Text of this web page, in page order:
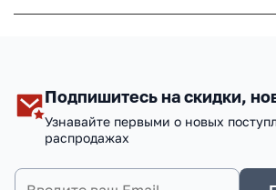
Подпишитесь на скидки,
Узнавайте первыми о новых
распродажах